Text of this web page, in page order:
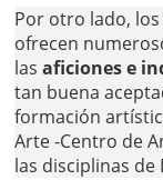
Por otro lado,
ofrecen
lasaficiones e
tan buena
formación
Arte -Centro de
las disciplinas de